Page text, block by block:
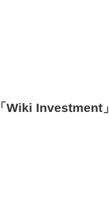
Wiki Investment」